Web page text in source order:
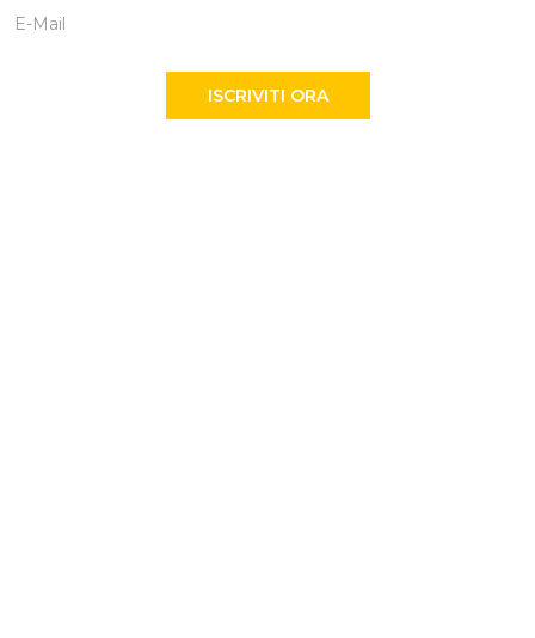
ISCRIVITI ORA